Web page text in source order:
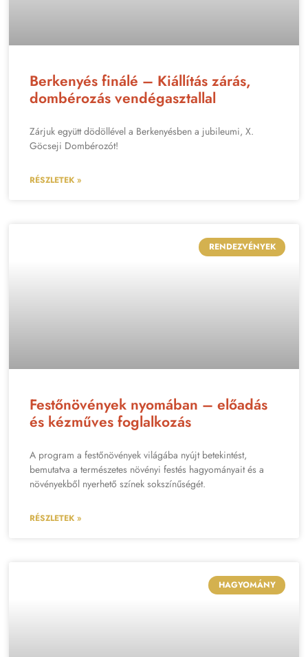
Berkenyés finálé – Kiállítás zárás,
dombérozás vendégasztallal
Zárjuk együtt dödöllével a Berkenyésben a jubileumi, X.
Göcseji Dombérozót!
RÉSZLETEK »
RENDEZVÉNYEK
Festőnövények nyomában – előadás
és kézműves foglalkozás
A program a festőnövények világába nyújt betekintést,
bemutatva a természetes növényi festés hagyományait és a
növényekből nyerhető színek sokszínűségét.
RÉSZLETEK »
HAGYOMÁNY